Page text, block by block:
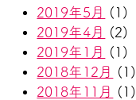
2019年5月
(1)
2019年4月
(2)
2019年1月
(1)
2018年12月
(1)
2018年11月
(1)